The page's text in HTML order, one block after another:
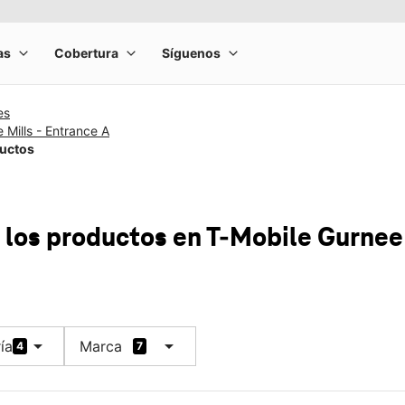
Mills - Entrance A
productos en T-Mobile
4 arrow_drop_down Marca 7 arrow_drop_down